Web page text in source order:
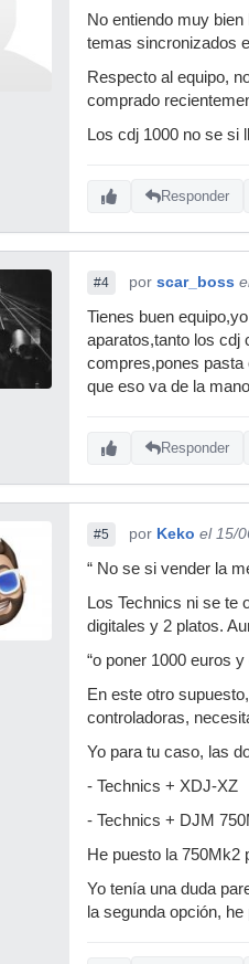
No entiendo muy
temas sincronizados
Respecto al equipo,
comprado
Los cdj 1000 no se si
Responder
#4 por scar_boss
Tienes buen
aparatos,tanto los cdj
compres,pones pasta
que eso va de la
Responder
#5 por Keko el 15/
“ No se si vender la
Los Technics ni se te
digitales y 2 platos.
“o poner 1000 euros
En este otro
controladoras,
Yo para tu caso, las
- Technics + XDJ-XZ
- Technics + DJM
He puesto la 750Mk2
Yo tenía una duda
la segunda opción,